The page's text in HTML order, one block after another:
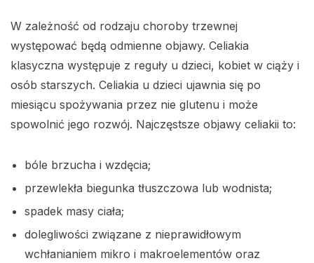
W zależność od rodzaju choroby trzewnej
występować będą odmienne objawy. Celiakia
klasyczna występuje z reguły u dzieci, kobiet w ciąży i
osób starszych. Celiakia u dzieci ujawnia się po
miesiącu spożywania przez nie glutenu i może
spowolnić jego rozwój. Najczęstsze objawy celiakii to:
bóle brzucha i wzdęcia;
przewlekła biegunka tłuszczowa lub wodnista;
spadek masy ciała;
dolegliwości związane z nieprawidłowym
wchłanianiem mikro i makroelementów oraz